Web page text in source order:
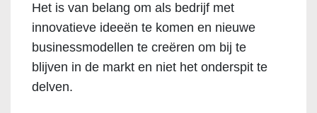
Het is van belang om als bedrijf met
innovatieve ideeën te komen en nieuwe
businessmodellen te creëren om bij te
blijven in de markt en niet het onderspit te
delven.